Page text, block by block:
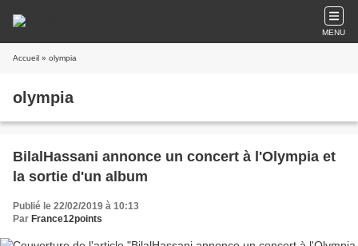
MENU
Accueil » olympia
olympia
BilalHassani annonce un concert à l'Olympia et
la sortie d'un album
Publié le 22/02/2019 à 10:13
Par France12points